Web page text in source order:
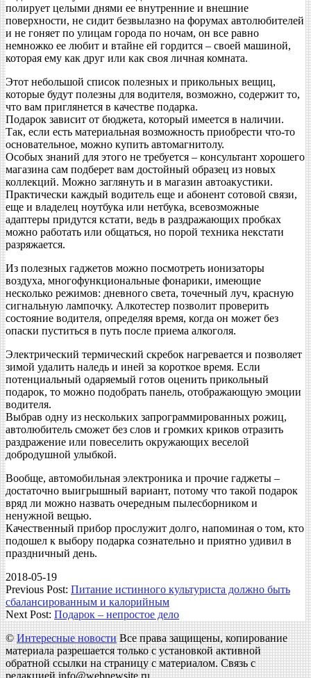
полирует целыми днями ее внутренние и внешние
поверхности, не сидит безвылазно на форумах автолюбителей
и не гоняет по улицам города по ночам, он все равно
немножко ее любит и втайне ей гордится – своей машиной,
которая ему как друг или как своя личная комната.
Этот небольшой список полезных и прикольных вещиц,
которые будут полезны для водителя, возможно, содержит то,
что вам приглянется в качестве подарка.
Подарок зависит от бюджета, который имеется в наличии.
Так, если есть материальная возможность приобрести что-то
основательное, можно купить автомагнитолу.
Особых знаний для этого не требуется – консультант хорошего
магазина сам подберет вам достойный образец из новых
коллекций. Можно заглянуть и в магазин автоакустики.
Практически каждый водитель еще и абонент сотовой связи,
еще и владелец ноутбука или нетбука, всевозможные
адаптеры придутся кстати, ведь в раздражающих пробках
можно работать или общаться, но порой техника некстати
разряжается.
Из полезных гаджетов можно посмотреть ионизаторы
воздуха, многофункциональные фонарики, имеющие
несколько режимов: дневного света, точечный луч, красную
сигнальную лампочку. Алкотестер позволит проверить
состояние водителя, определяя время, когда он может без
опаски пуститься в путь после приема алкоголя.
Электрический термический скребок нагревается и позволяет
зимой удалить наледь и иней за короткое время. Если
потенциальный одаряемый готов оценить прикольный
подарок, то можно подобрать панель, отображающую эмоции
водителя.
Выбрав одну из нескольких запрограммированных рожиц,
автолюбитель сможет без слов и громких криков отразить
раздражение или повеселить окружающих веселой
добродушной улыбкой.
Вообще, автомобильная электроника и прочие гаджеты –
достаточно выигрышный вариант, потому что такой подарок
вряд ли можно назвать очередным пылесборником и
ненужной вещью.
Качественный прибор прослужит долго, напоминая о том, кто
подошел к выбору подарка сознательно и приятно удивил в
праздничный день.
2018-05-19
Previous Post: Питание истинного культуриста должно быть
сбалансированным и калорийным
Next Post: Подарок – непростое дело
©Интересные новостиВсе права защищены, копирование
материала разрешается только с установкой активной
обратной ссылки на страницу с материалом. Связь с
редакцией info@webnewsite.ru